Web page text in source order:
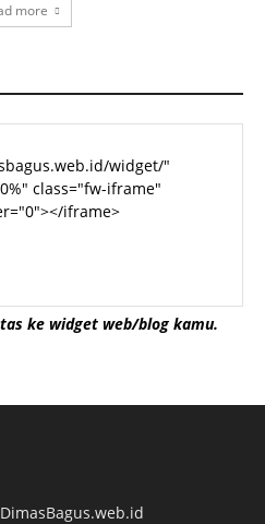
more
ke widget web/blog kamu.